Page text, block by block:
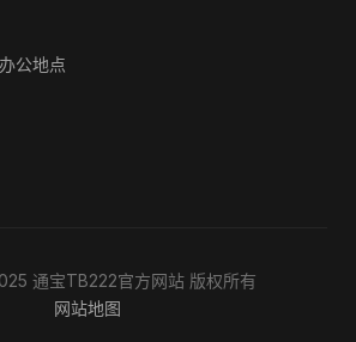
公地点
通宝TB222官方网站 版权所有
网站地图